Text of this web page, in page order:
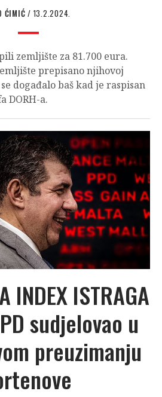
ĆIMIĆ / 13.2.2024.
zemljište za 81.700 eura.
prepisano njihovoj
događalo baš kad je raspisan
DORH-a.
INDEX ISTRAGA
sudjelovao u
preuzimanju